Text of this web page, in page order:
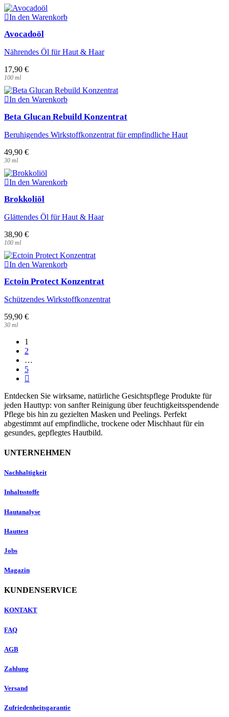
In den Warenkorb
Avocadoöl
Nährendes Öl für Haut & Haar
17,90 €
100 ml
In den Warenkorb
Beta Glucan Rebuild Konzentrat
Beruhigendes Wirkstoffkonzentrat für empfindliche Haut
49,90 €
30 ml
In den Warenkorb
Brokkoliöl
Glättendes Öl für Haut & Haar
38,90 €
100 ml
In den Warenkorb
Ectoin Protect Konzentrat
Schützendes Wirkstoffkonzentrat
59,90 €
30 ml
1
2
…
5
Entdecken Sie wirksame, natürliche Gesichtspflege Produkte für
jeden Hauttyp: von sanfter Reinigung über feuchtigkeitsspendende
Pflege bis hin zu gezielten Masken und Peelings. Perfekt
abgestimmt auf empfindliche, trockene oder Mischhaut für ein
gesundes, gepflegtes Hautbild.
UNTERNEHMEN
Nachhaltigkeit
Inhaltsstoffe
Hautanalyse
Hauttest
Jobs
Magazin
KUNDENSERVICE
KONTAKT
FAQ
AGB
Zahlung
Versand
Zufriedenheitsgarantie